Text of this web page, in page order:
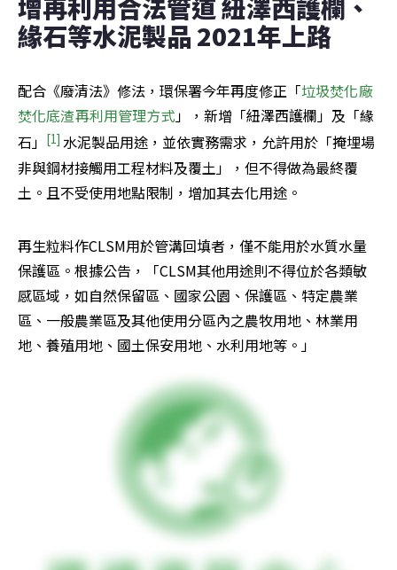
增再利用合法管道 紐澤西護欄、
緣石等水泥製品 2021年上路
配合《廢清法》修法，環保署今年再度修正「垃圾焚化廠
焚化底渣再利用管理方式」，新增「紐澤西護欄」及「緣
石」 [1] 水泥製品用途，並依實務需求，允許用於「掩埋場
非與鋼材接觸用工程材料及覆土」，但不得做為最終覆
土。且不受使用地點限制，增加其去化用途。
再生粒料作CLSM用於管溝回填者，僅不能用於水質水量
保護區。根據公告，「CLSM其他用途則不得位於各類敏
感區域，如自然保留區、國家公園、保護區、特定農業
區、一般農業區及其他使用分區內之農牧用地、林業用
地、養殖用地、國土保安用地、水利用地等。」